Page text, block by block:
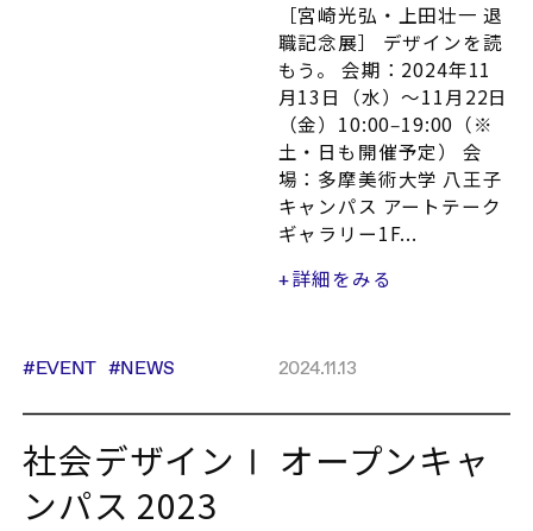
［宮崎光弘・上田壮一 退
職記念展］ デザインを読
もう。 会期：2024年11
月13日（水）～11月22日
（金）10:00‒19:00（※
土・日も開催予定） 会
場：多摩美術大学 八王子
キャンパス アートテーク
ギャラリー1F...
+詳細をみる
#EVENT #NEWS 2024.11.13
社会デザインⅠ オープンキャ
ンパス 2023